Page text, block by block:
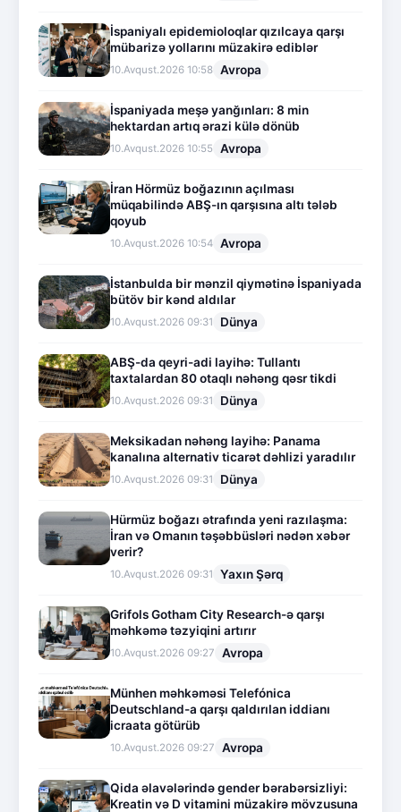
İspaniyalı epidemioloqlar qızılcaya qarşı
mübarizə yollarını müzakirə ediblər
10.Avqust.2026 10:58 Avropa
İspaniyada meşə yanğınları: 8 min
hektardan artıq ərazi külə dönüb
10.Avqust.2026 10:55 Avropa
İran Hörmüz boğazının açılması
müqabilində ABŞ-ın qarşısına altı tələb
qoyub
10.Avqust.2026 10:54 Avropa
İstanbulda bir mənzil qiymətinə İspaniyada
bütöv bir kənd aldılar
10.Avqust.2026 09:31 Dünya
ABŞ-da qeyri-adi layihə: Tullantı
taxtalardan 80 otaqlı nəhəng qəsr tikdi
10.Avqust.2026 09:31 Dünya
Meksikadan nəhəng layihə: Panama
kanalına alternativ ticarət dəhlizi yaradılır
10.Avqust.2026 09:31 Dünya
Hürmüz boğazı ətrafında yeni razılaşma:
İran və Omanın təşəbbüsləri nədən xəbər
verir?
10.Avqust.2026 09:31 Yaxın Şərq
Grifols Gotham City Research-ə qarşı
məhkəmə təzyiqini artırır
10.Avqust.2026 09:27 Avropa
Münhen məhkəməsi Telefónica
Deutschland-a qarşı qaldırılan iddianı
icraata götürüb
10.Avqust.2026 09:27 Avropa
Qida əlavələrində gender bərabərsizliyi:
Kreatin və D vitamini müzakirə mövzusuna